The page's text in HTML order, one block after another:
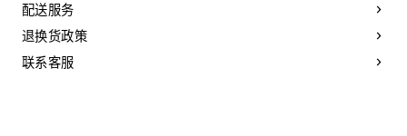
质地坚硬的手镯，以避免氧化。具有弹簧功能的部件不能接触
海水或腐蚀性化学物质。所有珠宝均不含镍，并具有低敏感
性。
配送服务
退换货政策
联系客服